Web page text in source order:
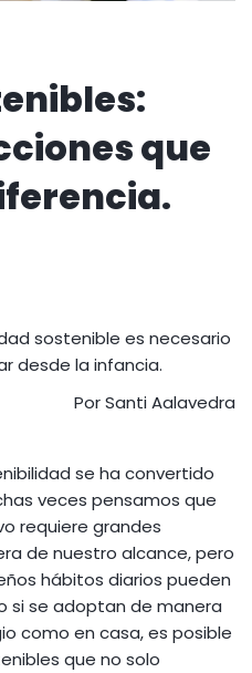
que
sostenible es necesario
desde la infancia.
Por Santi Aalavedra
se ha convertido
veces pensamos que
requiere grandes
de nuestro alcance, pero
hábitos diarios pueden
si se adoptan de manera
como en casa, es posible
que no solo